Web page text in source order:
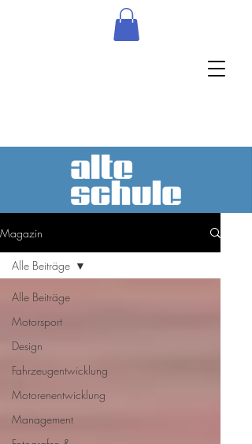
Magazin
Alle Beiträge
Motorsport
Design
Fahrzeugentwicklung
Motorenentwicklung
Management
Alle Beiträge